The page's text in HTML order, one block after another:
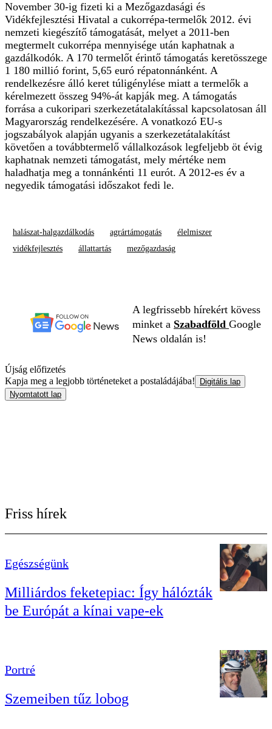
November 30-ig fizeti ki a Mezőgazdasági és
Vidékfejlesztési Hivatal a cukorrépa-termelők 2012. évi
nemzeti kiegészítő támogatását, melyet a 2011-ben
megtermelt cukorrépa mennyisége után kaphatnak a
gazdálkodók. A 170 termelőt érintő támogatás keretösszege
1 180 millió forint, 5,65 euró répatonnánként. A
rendelkezésre álló keret túligénylése miatt a termelők a
kérelmezett összeg 94%-át kapják meg. A támogatás
forrása a cukoripari szerkezetátalakítással kapcsolatosan áll
Magyarország rendelkezésére. A vonatkozó EU-s
jogszabályok alapján ugyanis a szerkezetátalakítást
követően a továbbtermelő vállalkozások legfeljebb öt évig
kaphatnak nemzeti támogatást, mely mértéke nem
haladhatja meg a tonnánkénti 11 eurót. A 2012-es év a
negyedik támogatási időszakot fedi le.
halászat-halgazdálkodás agrártámogatás
élelmiszer
vidékfejlesztés
állattartás mezőgazdaság
A legfrissebb hírekért kövess
minket a Szabadföld Google
News oldalán is!
Újság előfizetés
Kapja meg a legjobb történeteket a postaládájába!
Digitális lap
Nyomtatott lap
Friss hírek
Egészségünk
Milliárdos feketepiac: Így hálózták
be Európát a kínai vape-ek
Portré
Szemeiben tűz lobog